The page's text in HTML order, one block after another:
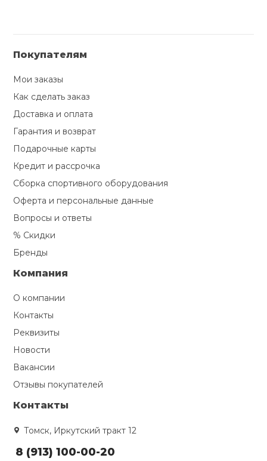
Покупателям
Мои заказы
Как сделать заказ
Доставка и оплата
Гарантия и возврат
Подарочные карты
Кредит и рассрочка
Сборка спортивного оборудования
Оферта и персональные данные
Вопросы и ответы
% Скидки
Бренды
Компания
О компании
Контакты
Реквизиты
Новости
Вакансии
Отзывы покупателей
Контакты
Томск, Иркутский тракт 12
8 (913) 100-00-20